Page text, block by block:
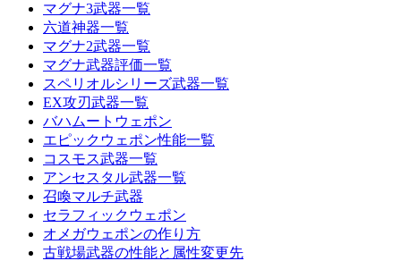
マグナ3武器一覧
六道神器一覧
マグナ2武器一覧
マグナ武器評価一覧
スペリオルシリーズ武器一覧
EX攻刃武器一覧
バハムートウェポン
エピックウェポン性能一覧
コスモス武器一覧
アンセスタル武器一覧
召喚マルチ武器
セラフィックウェポン
オメガウェポンの作り方
古戦場武器の性能と属性変更先